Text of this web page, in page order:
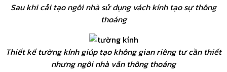
Sau khi cải tạo ngôi nhà sử dụng vách kính tạo sự thông
thoáng
Thiết kế tường kính giúp tạo không gian riêng tư cần thiết
nhưng ngôi nhà vẫn thông thoáng